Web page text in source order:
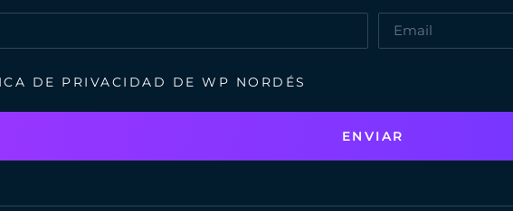
DE PRIVACIDAD DE WP NORDÉS
ENVIAR